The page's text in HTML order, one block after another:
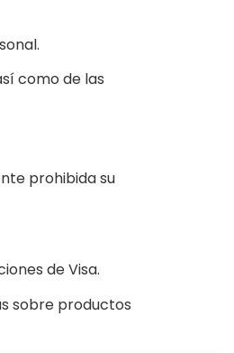
como de las
prohibida su
de Visa.
sobre productos